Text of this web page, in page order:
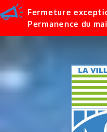
Fermeture
Permanence du
content